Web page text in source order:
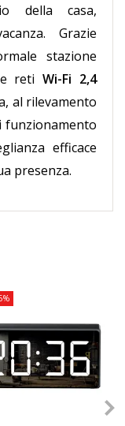
della casa,
Grazie
stazione
reti Wi-Fi 2,4
al rilevamento
funzionamento
efficace
presenza.